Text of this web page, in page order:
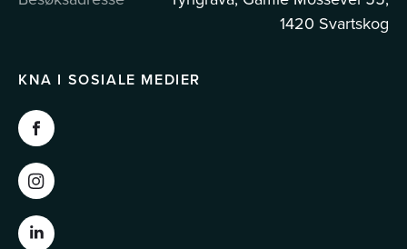
1420 Svartskog
KNA I SOSIALE MEDIER